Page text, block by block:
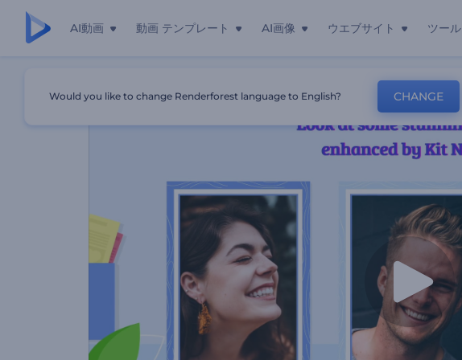
AI動画 動画 テンプレート AI画像 ウエブサイト ツール
歯のホワイトニングキットのプロモーションビデオ
Would you like to change Renderforest language to English? CHANGE